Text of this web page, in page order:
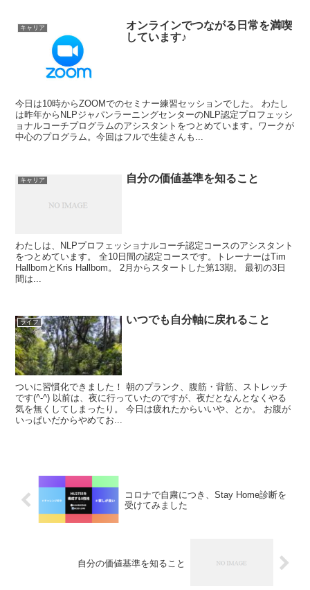
キャリア
オンラインでつながる日常を満喫
しています♪
今日は10時からZOOMでのセミナー練習セッションでした。 わたし
は昨年からNLPジャパンラーニングセンターのNLP認定プロフェッシ
ョナルコーチプログラムのアシスタントをつとめています。ワークが
中心のプログラム。今回はフルで生徒さんも...
キャリア 自分の価値基準を知ること
わたしは、NLPプロフェッショナルコーチ認定コースのアシスタント
をつとめています。 全10日間の認定コースです。トレーナーはTim
HallbomとKris Hallbom。 2月からスタートした第13期。 最初の3日
間は...
ライフ いつでも自分軸に戻れること
ついに習慣化できました！ 朝のプランク、腹筋・背筋、ストレッチ
です(^-^) 以前は、夜に行っていたのですが、夜だとなんとなくやる
気を無くしてしまったり。 今日は疲れたからいいや、とか。 お腹が
いっぱいだからやめてお...
コロナで自粛につき、Stay Home診断を
受けてみました
自分の価値基準を知ること